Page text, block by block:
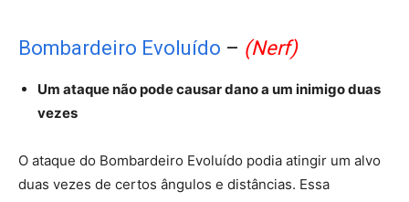
Bombardeiro Evoluído – (Nerf)
Um ataque não pode causar dano a um inimigo duas
vezes
O ataque do Bombardeiro Evoluído podia atingir um alvo
duas vezes de certos ângulos e distâncias. Essa